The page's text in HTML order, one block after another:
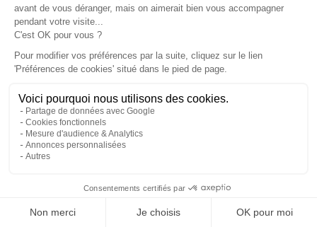
Campérêve Magellan 746 : la conquête